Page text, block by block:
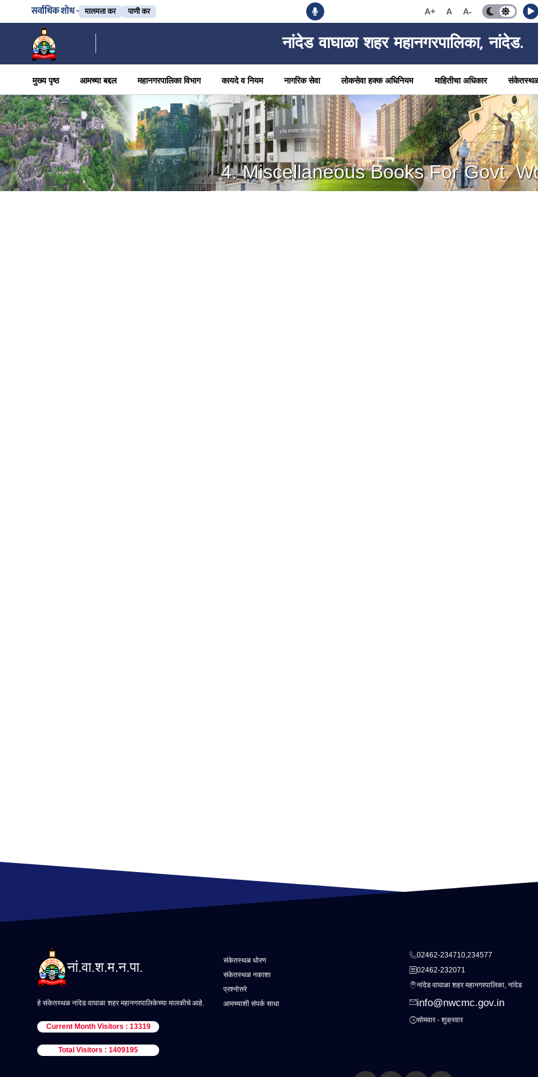
सर्वाधिक शोध - मालमत्ता कर पाणी कर A+ A A-
नांदेड वाघाळा शहर महानगरपालिका, नांदेड.
मुख्य पृष्ठ आमच्या बद्दल महानगरपालिका विभाग कायदे व नियम नागरिक सेवा लोकसेवा हक्क अधिनियम माहितीचा अधिकार संकेतस्थळ
4. Miscellaneous Books For Govt.
नां.वा.श.म.न.पा.
हे संकेतस्थळ नांदेड वाघाळा शहर महानगरपालिकेच्या मालकीचे आहे.
Current Month Visitors : 13319
Total Visitors : 1409195
संकेतस्थळ धोरण
संकेतस्थळ नकाशा
प्रश्नोत्तरे
आमच्याशी संपर्क साधा
02462-234710,234577
02462-232071
नांदेड वाघाळा शहर महानगरपालिका, नांदेड
info@nwcmc.gov.in
सोमवार - शुक्रवार